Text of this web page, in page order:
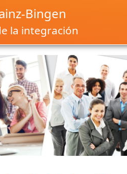
Bingen
la integración